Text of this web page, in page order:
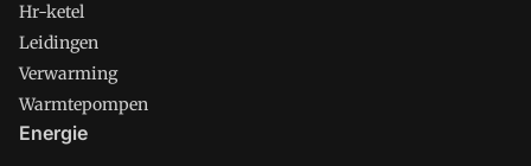
Hr-ketel
Leidingen
Verwarming
Warmtepompen
Energie